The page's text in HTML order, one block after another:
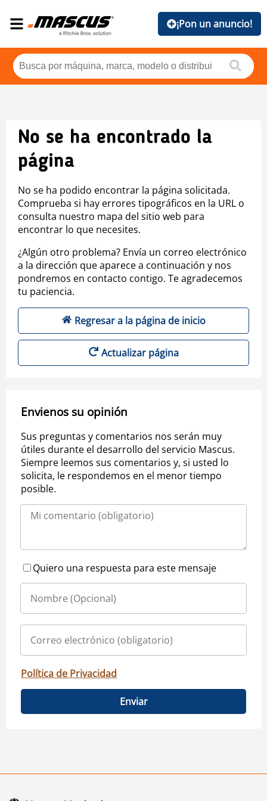
¡Pon un anuncio!
No se ha encontrado la
página
No se ha podido encontrar la página solicitada.
Comprueba si hay errores tipográficos en la URL o
consulta nuestro mapa del sitio web para
encontrar lo que necesites.
¿Algún otro problema? Envía un correo electrónico
a la dirección que aparece a continuación y nos
pondremos en contacto contigo. Te agradecemos
tu paciencia.
Regresar a la página de inicio
Actualizar página
Envienos su opinión
Sus preguntas y comentarios nos serán muy
útiles durante el desarrollo del servicio Mascus.
Siempre leemos sus comentarios y, si usted lo
solicita, le respondemos en el menor tiempo
posible.
Quiero una respuesta para este mensaje
Política de Privacidad
Enviar